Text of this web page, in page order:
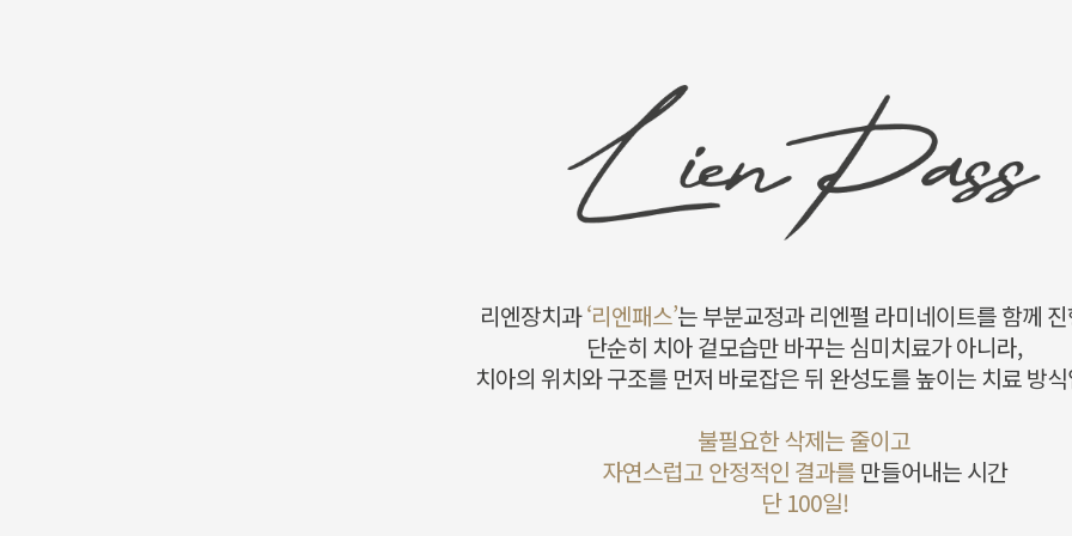
리엔장치과‘리엔패스’는 부분교정과리엔펄 라미네이트를 함께
단순히 치아 겉모습만 바꾸는 심미치료가 아니라,
치아의 위치와 구조를 먼저 바로잡은 뒤 완성도를 높이는 치료 방
불필요한 삭제는 줄이고
자연스럽고 안정적인 결과를만들어내는 시간
단 100일!